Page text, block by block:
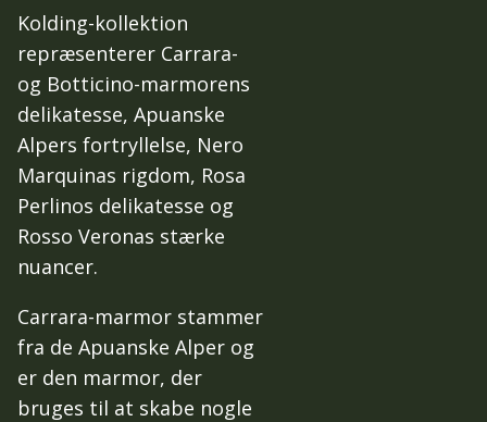
Kolding-kollektion
repræsenterer Carrara-
og Botticino-marmorens
delikatesse, Apuanske
Alpers fortryllelse, Nero
Marquinas rigdom, Rosa
Perlinos delikatesse og
Rosso Veronas stærke
nuancer.
Carrara-marmor stammer
fra de Apuanske Alper og
er den marmor, der
bruges til at skabe nogle